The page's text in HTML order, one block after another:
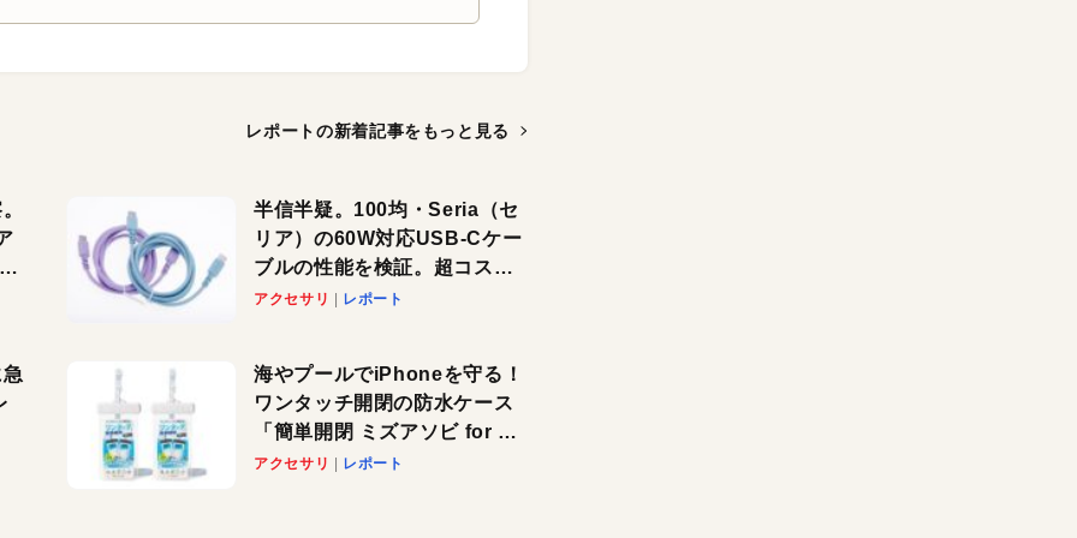
レポートの新着記事をもっと見る
半信半疑。100均・Seria（セ
リア）の60W対応USB-Cケー
ブルの性能を検証。超コスパ
の1本を発見か？
アクセサリ レポート
海やプールでiPhoneを守る！
ワンタッチ開閉の防水ケース
「簡単開閉 ミズアソビ for ス
マホ」で夏のレジャーを満喫
アクセサリ レポート